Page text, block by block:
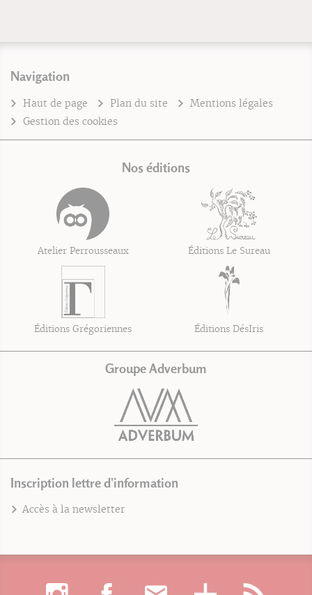
Navigation
Haut de page Plan du site
Mentions légales
Gestion des cookies
Nos éditions
Atelier Perrousseaux Éditions Le Sureau
Éditions Grégoriennes Éditions DésIris
Groupe Adverbum
Inscription lettre d'information
Accès à la newsletter